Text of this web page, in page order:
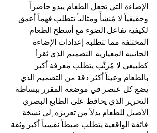
الإضاءة التي تجعل الطعام يبدو حاضراً
وحقيقياً لا مُنشأً ومثالياً تتطلب فهماً أعمق
لكيفية تفاعل الضوء مع أسطح الطعام
المختلفة مما تتطلبه إعدادات الإضاءة
الجانبية المعيارية. التصميم الذي يُقرأ
كطبيعي لا مُرتَّب يتطلب معرفة أكبر
بالطعام وعيناً أكثر دقة من التصميم الذي
يضع كل عنصر في موضعه المقرر ببساطة.
التحرير الذي يحافظ على الطابع البصري
الأصيل للطعام بدلاً من تعزيزه إلى نسخة
فائقة الواقعية يتطلب ضبطاً نفسياً أكبر وثقة